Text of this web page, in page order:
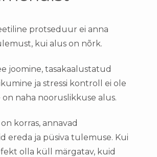
protseduur ei anna
kui alus on nõrk.
joomine, tasakaalustatud
ja stressi kontroll ei ole
on naha nooruslikkuse alus.
korras, annavad
ereda ja püsiva tulemuse. Kui
olla küll märgatav, kuid